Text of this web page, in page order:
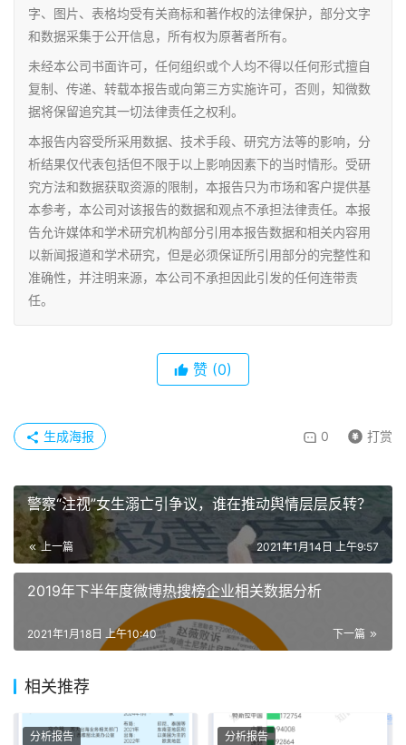
字、图片、表格均受有关商标和著作权的法律保护，部分文字
和数据采集于公开信息，所有权为原著者所有。
未经本公司书面许可，任何组织或个人均不得以任何形式擅自
复制、传递、转载本报告或向第三方实施许可，否则，知微数
据将保留追究其一切法律责任之权利。
本报告内容受所采用数据、技术手段、研究方法等的影响，分
析结果仅代表包括但不限于以上影响因素下的当时情形。受研
究方法和数据获取资源的限制，本报告只为市场和客户提供基
本参考，本公司对该报告的数据和观点不承担法律责任。本报
告允许媒体和学术研究机构部分引用本报告数据和相关内容用
以新闻报道和学术研究，但是必须保证所引用部分的完整性和
准确性，并注明来源，本公司不承担因此引发的任何连带责
任。
赞 (0)
0 打赏
生成海报
警察“注视”女生溺亡引争议，谁在推动舆情层层反转？
上一篇 2021年1月14日 上午9:57
2019年下半年度微博热搜榜企业相关数据分析
下一篇
2021年1月18日 上午10:40
相关推荐
分析报告 分析报告